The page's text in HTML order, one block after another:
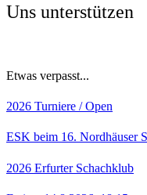
Uns unterstützen
Etwas verpasst...
2026 Turniere / Open
ESK beim 16. Nordhäuser
2026 Erfurter Schachklub